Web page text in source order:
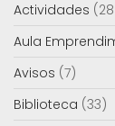
Actividades
Aula
Avisos (7)
Biblioteca (33)